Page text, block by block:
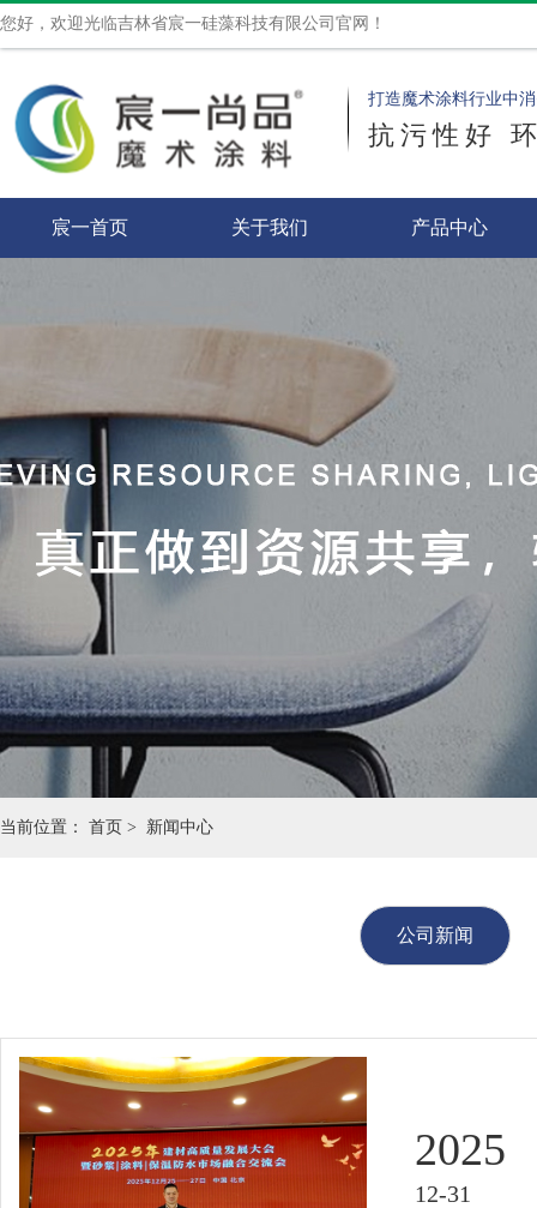
您好，欢迎光临吉林省宸一硅藻科技有限公司官网！
打造魔术涂料行业中
抗污性好
宸一首页 关于我们 产品中心
当前位置： 首页 > 新闻中心
公司新闻
2025
12-31